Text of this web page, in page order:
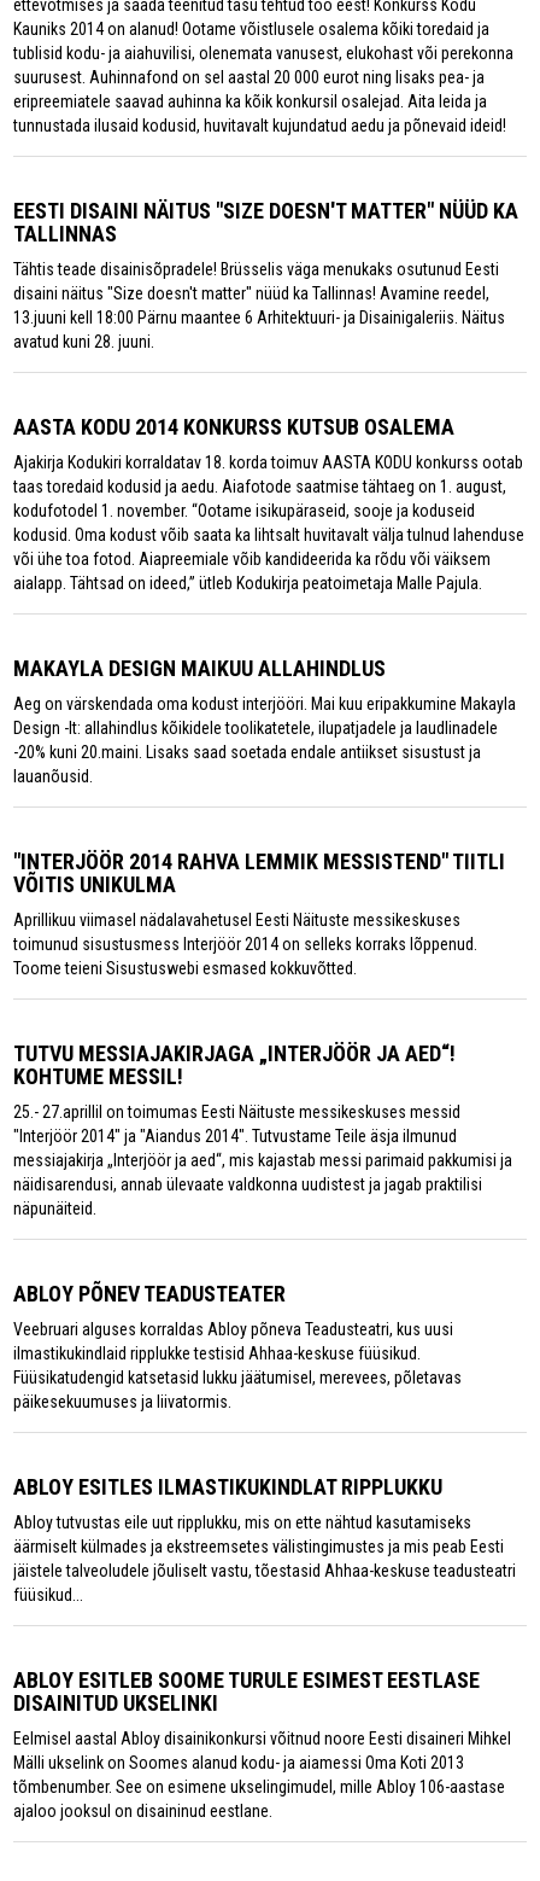
ettevõtmises ja saada teenitud tasu tehtud töö eest! Konkurss Kodu
Kauniks 2014 on alanud! Ootame võistlusele osalema kõiki toredaid ja
tublisid kodu- ja aiahuvilisi, olenemata vanusest, elukohast või perekonna
suurusest. Auhinnafond on sel aastal 20 000 eurot ning lisaks pea- ja
eripreemiatele saavad auhinna ka kõik konkursil osalejad. Aita leida ja
tunnustada ilusaid kodusid, huvitavalt kujundatud aedu ja põnevaid ideid!
EESTI DISAINI NÄITUS "SIZE DOESN'T MATTER" NÜÜD KA
TALLINNAS
Tähtis teade disainisõpradele! Brüsselis väga menukaks osutunud Eesti
disaini näitus "Size doesn't matter" nüüd ka Tallinnas! Avamine reedel,
13.juuni kell 18:00 Pärnu maantee 6 Arhitektuuri- ja Disainigaleriis. Näitus
avatud kuni 28. juuni.
AASTA KODU 2014 KONKURSS KUTSUB OSALEMA
Ajakirja Kodukiri korraldatav 18. korda toimuv AASTA KODU konkurss ootab
taas toredaid kodusid ja aedu. Aiafotode saatmise tähtaeg on 1. august,
kodufotodel 1. november. “Ootame isikupäraseid, sooje ja koduseid
kodusid. Oma kodust võib saata ka lihtsalt huvitavalt välja tulnud lahenduse
või ühe toa fotod. Aiapreemiale võib kandideerida ka rõdu või väiksem
aialapp. Tähtsad on ideed,” ütleb Kodukirja peatoimetaja Malle Pajula.
MAKAYLA DESIGN MAIKUU ALLAHINDLUS
Aeg on värskendada oma kodust interjööri. Mai kuu eripakkumine Makayla
Design -lt: allahindlus kõikidele toolikatetele, ilupatjadele ja laudlinadele
-20% kuni 20.maini. Lisaks saad soetada endale antiikset sisustust ja
lauanõusid.
"INTERJÖÖR 2014 RAHVA LEMMIK MESSISTEND" TIITLI
VÕITIS UNIKULMA
Aprillikuu viimasel nädalavahetusel Eesti Näituste messikeskuses
toimunud sisustusmess Interjöör 2014 on selleks korraks lõppenud.
Toome teieni Sisustuswebi esmased kokkuvõtted.
TUTVU MESSIAJAKIRJAGA „INTERJÖÖR JA AED“!
KOHTUME MESSIL!
25.- 27.aprillil on toimumas Eesti Näituste messikeskuses messid
"Interjöör 2014" ja "Aiandus 2014". Tutvustame Teile äsja ilmunud
messiajakirja „Interjöör ja aed“, mis kajastab messi parimaid pakkumisi ja
näidisarendusi, annab ülevaate valdkonna uudistest ja jagab praktilisi
näpunäiteid.
ABLOY PÕNEV TEADUSTEATER
Veebruari alguses korraldas Abloy põneva Teadusteatri, kus uusi
ilmastikukindlaid ripplukke testisid Ahhaa-keskuse füüsikud.
Füüsikatudengid katsetasid lukku jäätumisel, merevees, põletavas
päikesekuumuses ja liivatormis.
ABLOY ESITLES ILMASTIKUKINDLAT RIPPLUKKU
Abloy tutvustas eile uut ripplukku, mis on ette nähtud kasutamiseks
äärmiselt külmades ja ekstreemsetes välistingimustes ja mis peab Eesti
jäistele talveoludele jõuliselt vastu, tõestasid Ahhaa-keskuse teadusteatri
füüsikud...
ABLOY ESITLEB SOOME TURULE ESIMEST EESTLASE
DISAINITUD UKSELINKI
Eelmisel aastal Abloy disainikonkursi võitnud noore Eesti disaineri Mihkel
Mälli ukselink on Soomes alanud kodu- ja aiamessi Oma Koti 2013
tõmbenumber. See on esimene ukselingimudel, mille Abloy 106-aastase
ajaloo jooksul on disaininud eestlane.